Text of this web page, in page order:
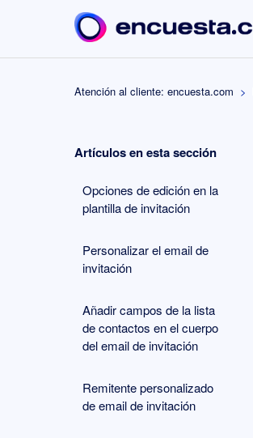
Atención al cliente: encuesta.com
Artículos en esta sección
Opciones de edición en la
plantilla de invitación
Personalizar el email de
invitación
Añadir campos de la lista
de contactos en el cuerpo
del email de invitación
Remitente personalizado
de email de invitación